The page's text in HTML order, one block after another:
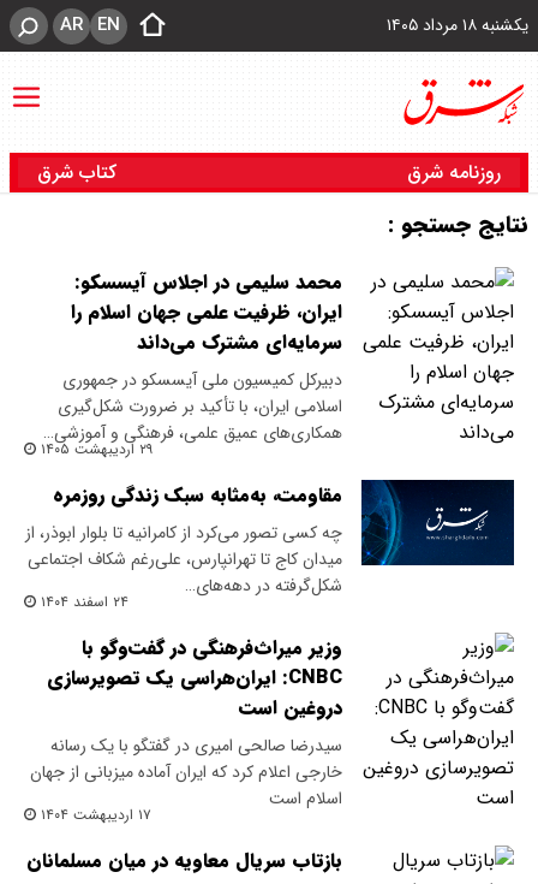
یکشنبه ۱۸ مرداد ۱۴۰۵ EN
AR
روزنامه شرق کتاب شرق
نتایج جستجو :
محمد سلیمی در اجلاس آیسسکو:
ایران، ظرفیت علمی جهان اسلام را
سرمایه‌ای مشترک می‌داند
دبیرکل کمیسیون ملی آیسسکو در جمهوری
اسلامی ایران، با تأکید بر ضرورت شکل‌گیری
همکاری‌های عمیق علمی، فرهنگی و آموزشی…
۲۹ اردیبهشت ۱۴۰۵
مقاومت، به‌‌مثابه سبک زندگی روزمره
چه کسی تصور می‌کرد از کامرانیه تا بلوار ابوذر، از
میدان کاج تا تهرانپارس، علی‌رغم شکاف اجتماعی
شکل‌گرفته در دهه‌های…
۲۴ اسفند ۱۴۰۴
وزیر میراث‌فرهنگی در گفت‌وگو با
CNBC: ایران‌هراسی یک تصویرسازی
دروغین است
سیدرضا صالحی امیری در گفتگو با یک رسانه‌
خارجی اعلام کرد که ایران آماده میزبانی از جهان
اسلام است
۱۷ اردیبهشت ۱۴۰۴
بازتاب سریال معاویه در میان مسلمانان